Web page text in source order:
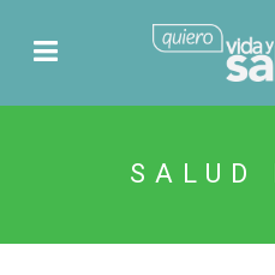
SALUD